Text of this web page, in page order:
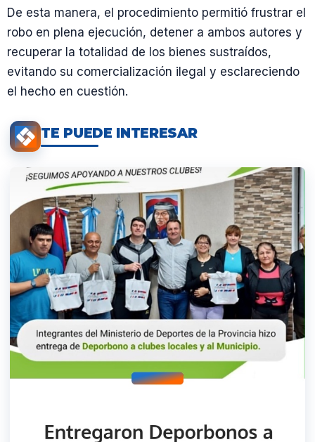
De esta manera, el procedimiento permitió frustrar el
robo en plena ejecución, detener a ambos autores y
recuperar la totalidad de los bienes sustraídos,
evitando su comercialización ilegal y esclareciendo
el hecho en cuestión.
TE PUEDE INTERESAR